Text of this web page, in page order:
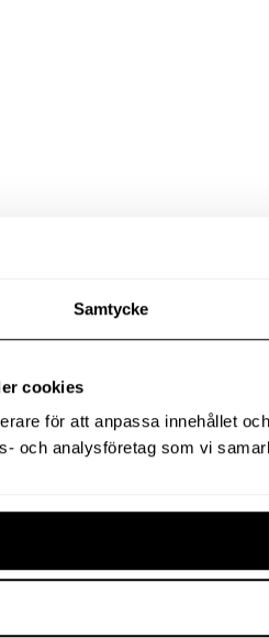
Samtycke
cookies
för att anpassa innehållet
och analysföretag som vi